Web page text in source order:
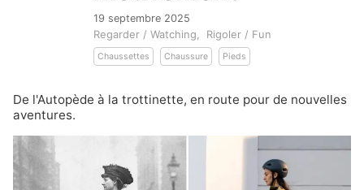
19 septembre 2025
Regarder / Watching Rigoler / Fun
Chaussettes Chaussure Pieds
De l'Autopède à la trottinette, en route pour de nouvelles
aventures.